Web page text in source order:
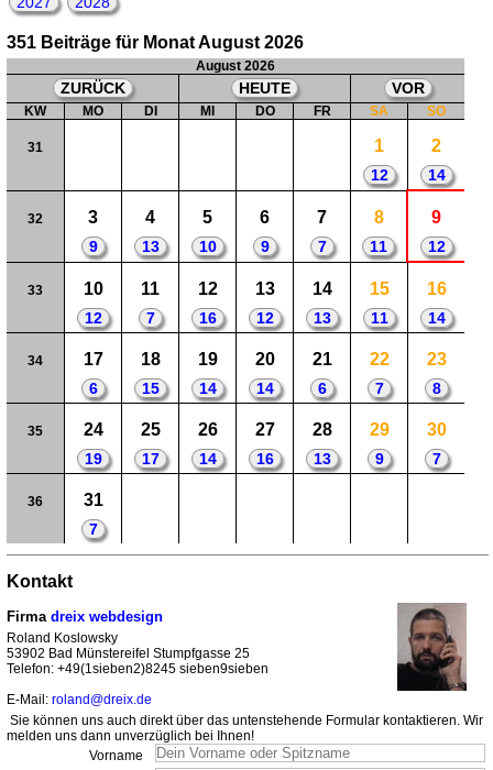
351 Beiträge für Monat August 2026
August 2026
ZURÜCK HEUTE VOR
KW MO DI MI DO FR SA SO
31 1
12
2
14
32 3
9
4
13
5
10
6
9
7
7
8
11
9
12
33 10
12
11
7
12
16
13
12
14
13
15
11
16
14
34 17
6
18
15
19
14
20
14
21
6
22
7
23
8
35 24
19
25
17
26
14
27
16
28
13
29
9
30
7
36 31
7
Kontakt
Firma dreix webdesign
Roland Koslowsky
53902 Bad Münstereifel Stumpfgasse 25
Telefon: +49(1sieben2)8245 sieben9sieben
E-Mail: roland@dreix.de
Sie können uns auch direkt über das untenstehende Formular kontaktieren. Wir
melden uns dann unverzüglich bei Ihnen!
Vorname